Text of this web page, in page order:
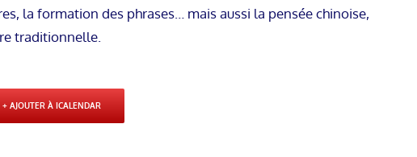
la formation des phrases… mais aussi la pensée chinoise,
traditionnelle.
+ AJOUTER À ICALENDAR